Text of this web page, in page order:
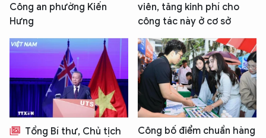
Công an phường Kiến
Hưng
viên, tăng kinh phí cho
công tác này ở cơ sở
Tổng Bí thư, Chủ tịch
Công bố điểm chuẩn hàng